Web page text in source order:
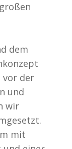
dem
vor der
und
wir
mit